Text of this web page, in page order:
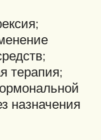
терапия;
назначения